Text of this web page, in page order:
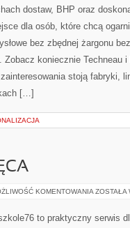
dostaw, BHP oraz
dla osób, które chcą
bez zbędnej żargonu
koniecznie Techneau
stoją fabryki,
[…]
KOMENTOWANIA ZOSTAŁA
to praktyczny serwis